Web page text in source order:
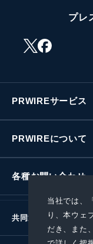
当社では、
り、本ウェ
だき、また
プレ
PRWIREサービス
PRWIREについて
各種お問い合わせ
共同通信社グループ